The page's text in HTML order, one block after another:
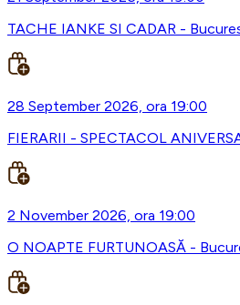
TACHE IANKE SI CADAR -
28 September 2026, ora 19:00
FIERARII - SPECTACOL
2 November 2026, ora 19:00
O NOAPTE FURTUNOASĂ -